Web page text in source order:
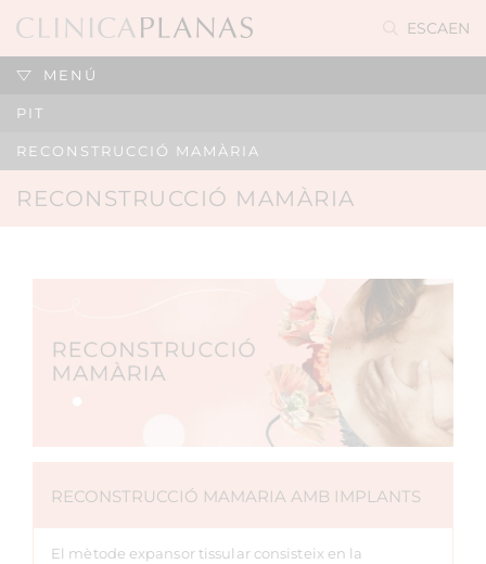
ESCAEN
MENÚ
PIT
RECONSTRUCCIÓ MAMÀRIA
RECONSTRUCCIÓ MAMÀRIA
RECONSTRUCCIÓ MAMARIA AMB IMPLANTS
El mètode expansor tissular consisteix en la